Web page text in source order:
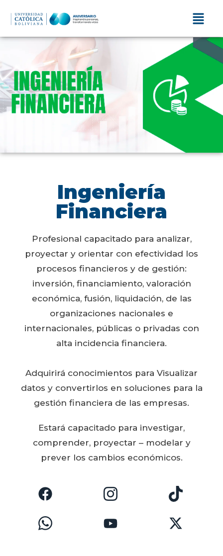
Ingeniería
Financiera
Profesional capacitado para analizar,
proyectar y orientar con efectividad los
procesos financieros y de gestión:
inversión, financiamiento, valoración
económica, fusión, liquidación, de las
organizaciones nacionales e
internacionales, públicas o privadas con
alta incidencia financiera.
Adquirirá conocimientos para Visualizar
datos y convertirlos en soluciones para la
gestión financiera de las empresas.
Estará capacitado para investigar,
comprender, proyectar – modelar y
prever los cambios económicos.